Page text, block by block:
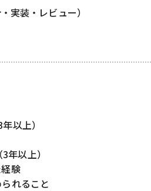
実装・レビュー）
以上）
以上）
験
れること